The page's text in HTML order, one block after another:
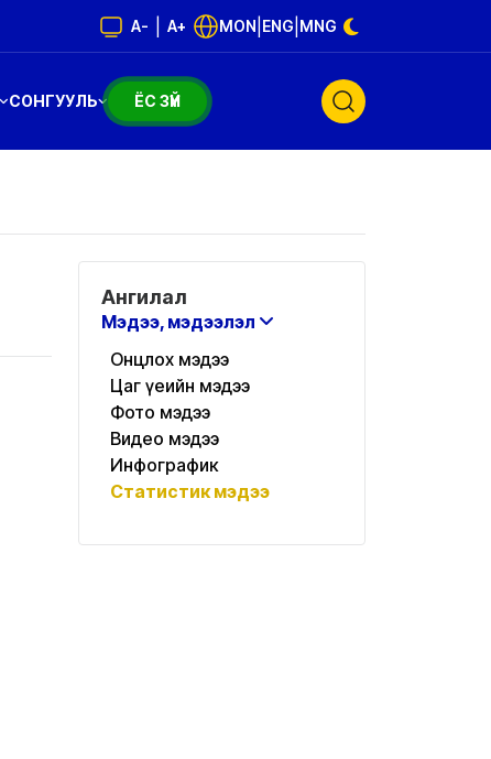
A- A+ MON ENG MNG
СОНГУУЛЬ ЁС ЗҮЙ
Ангилал
Мэдээ, мэдээлэл
Онцлох мэдээ
Цаг үеийн мэдээ
Фото мэдээ
Видео мэдээ
Инфографик
Статистик мэдээ